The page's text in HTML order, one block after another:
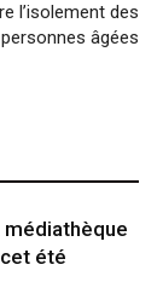
l’isolement des
personnes âgées
médiathèque
été